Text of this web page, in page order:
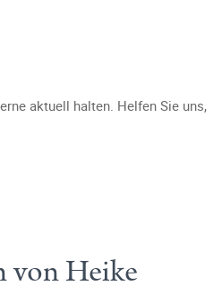
aktuell halten. Helfen Sie uns,
von Heike